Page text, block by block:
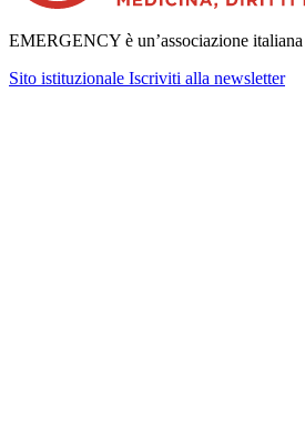
EMERGENCY è un’associazione
Sito istituzionale Iscriviti alla newsletter